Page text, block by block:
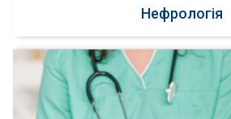
Нефрологія